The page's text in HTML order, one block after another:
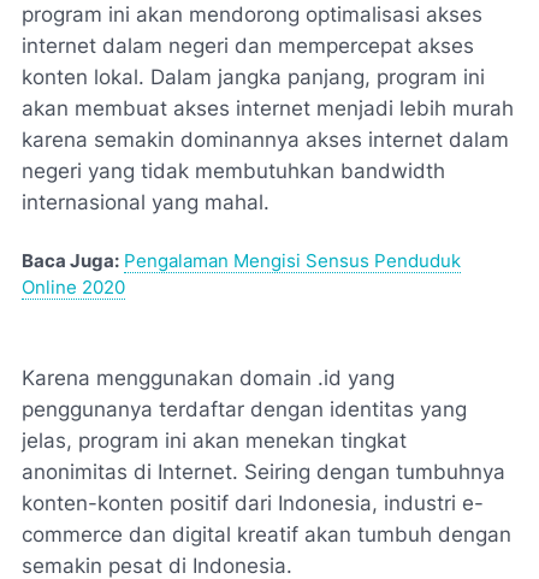
program ini akan mendorong optimalisasi akses
internet dalam negeri dan mempercepat akses
konten lokal. Dalam jangka panjang, program ini
akan membuat akses internet menjadi lebih murah
karena semakin dominannya akses internet dalam
negeri yang tidak membutuhkan bandwidth
internasional yang mahal.
Baca Juga: Pengalaman Mengisi Sensus Penduduk
Online 2020
Karena menggunakan domain .id yang
penggunanya terdaftar dengan identitas yang
jelas, program ini akan menekan tingkat
anonimitas di Internet. Seiring dengan tumbuhnya
konten-konten positif dari Indonesia, industri e-
commerce dan digital kreatif akan tumbuh dengan
semakin pesat di Indonesia.